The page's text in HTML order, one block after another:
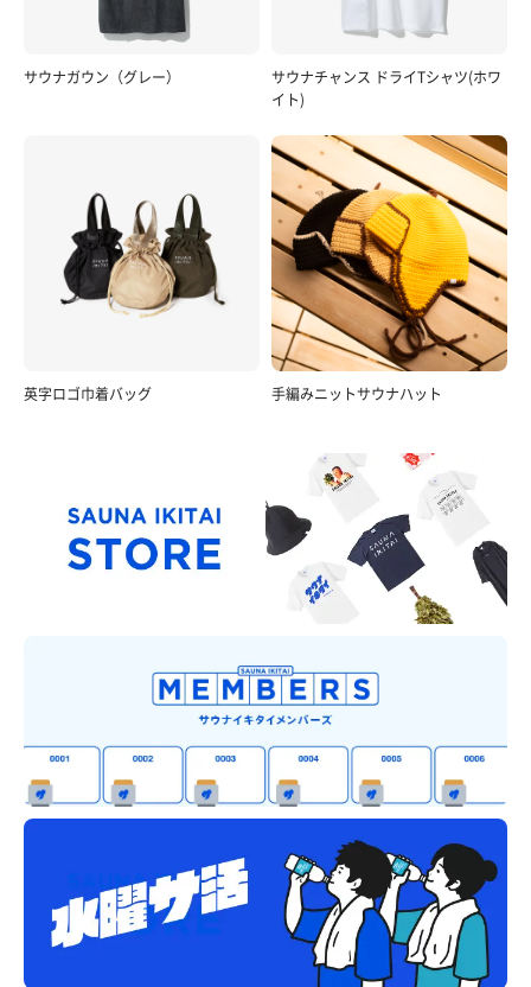
サウナガウン（グレー）
サウナチャンス ドライTシャツ(ホワ
イト)
英字ロゴ巾着バッグ 手編みニットサウナハット